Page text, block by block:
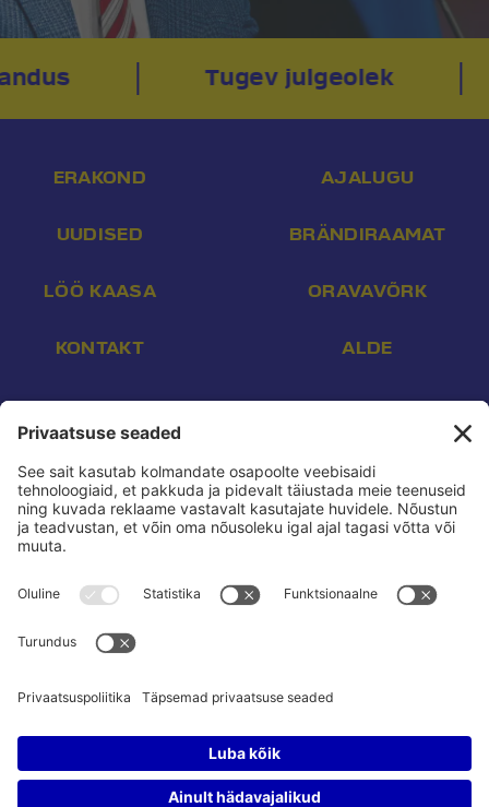
Tugev julgeolek
ERAKOND
UUDISED
LÖÖ KAASA
KONTAKT
AJALUGU
BRÄNDIRAAMAT
ORAVAVÕRK
ALDE
Aadress:
Endla 16, Tallinn 10142
Telefon: +372 507 3113
Konto nr: EE532200221002169472
Saaja: Eesti Reformierakond
Pank:
HABAEE2X
reform.ee kasutustingimused:
Privaatsusseaded: